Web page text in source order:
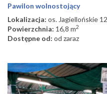
Pawilon wolnostojący
Lokalizacja: os. Jagiellońskie
Powierzchnia: 16,8 m2
Dostępne od: od zaraz